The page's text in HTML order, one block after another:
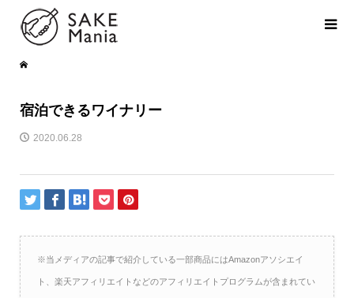
宿泊できるワイナリー
2020.06.28
※当メディアの記事で紹介している一部商品にはAmazonアソシエイ
ト、楽天アフィリエイトなどのアフィリエイトプログラムが含まれてい